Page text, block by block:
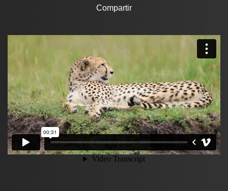
Compartir